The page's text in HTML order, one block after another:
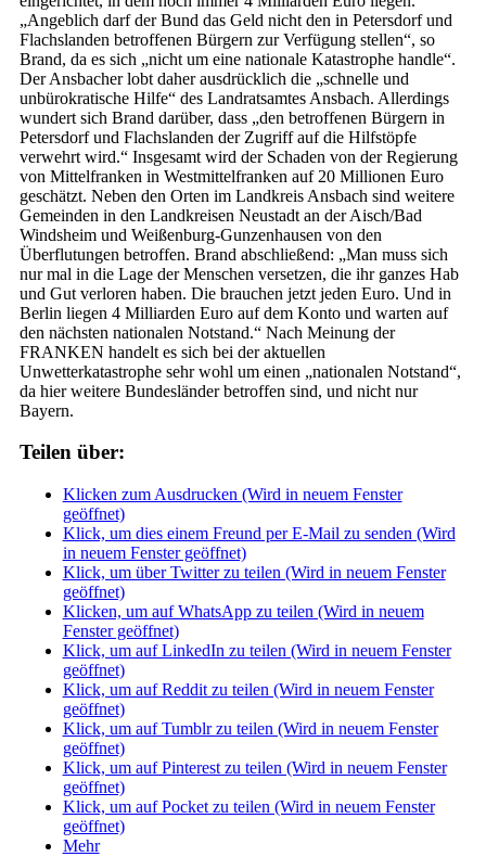
„Angeblich darf der Bund das Geld nicht den in Petersdorf und
Flachslanden betroffenen Bürgern zur Verfügung stellen“, so
Brand, da es sich „nicht um eine nationale Katastrophe handle“.
Der Ansbacher lobt daher ausdrücklich die „schnelle und
unbürokratische Hilfe“ des Landratsamtes Ansbach. Allerdings
wundert sich Brand darüber, dass „den betroffenen Bürgern in
Petersdorf und Flachslanden der Zugriff auf die Hilfstöpfe
verwehrt wird.“ Insgesamt wird der Schaden von der Regierung
von Mittelfranken in Westmittelfranken auf 20 Millionen Euro
geschätzt. Neben den Orten im Landkreis Ansbach sind weitere
Gemeinden in den Landkreisen Neustadt an der Aisch/Bad
Windsheim und Weißenburg-Gunzenhausen von den
Überflutungen betroffen. Brand abschließend: „Man muss sich
nur mal in die Lage der Menschen versetzen, die ihr ganzes Hab
und Gut verloren haben. Die brauchen jetzt jeden Euro. Und in
Berlin liegen 4 Milliarden Euro auf dem Konto und warten auf
den nächsten nationalen Notstand.“ Nach Meinung der
FRANKEN handelt es sich bei der aktuellen
Unwetterkatastrophe sehr wohl um einen „nationalen Notstand“,
da hier weitere Bundesländer betroffen sind, und nicht nur
Bayern.
Teilen über:
Klicken zum Ausdrucken (Wird in neuem Fenster
geöffnet)
Klick, um dies einem Freund per E-Mail zu senden (Wird
in neuem Fenster geöffnet)
Klick, um über Twitter zu teilen (Wird in neuem Fenster
geöffnet)
Klicken, um auf WhatsApp zu teilen (Wird in neuem
Fenster geöffnet)
Klick, um auf LinkedIn zu teilen (Wird in neuem Fenster
geöffnet)
Klick, um auf Reddit zu teilen (Wird in neuem Fenster
geöffnet)
Klick, um auf Tumblr zu teilen (Wird in neuem Fenster
geöffnet)
Klick, um auf Pinterest zu teilen (Wird in neuem Fenster
geöffnet)
Klick, um auf Pocket zu teilen (Wird in neuem Fenster
geöffnet)
Mehr